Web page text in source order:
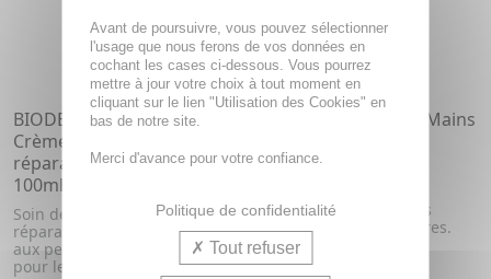
BIODERMA Cicabio -
Crème+ Soin ultra
réparateur et apaisant
100ml
Soin dermatologique
réparateur apaisant, destiné
aux peaux lésées. Conçue
pour le ...
BIODERMA Cicabio - Mains
réparateur 50ml
d'inconfort et répare les
micro-fissures et gerçures.
Avant de poursuivre, vous pouvez sélectionner
l'usage que nous ferons de vos données en
cochant les cases ci-dessous. Vous pourrez
mettre à jour votre choix à tout moment en
cliquant sur le lien "Utilisation des Cookies" en
bas de notre site.
Merci d'avance pour votre confiance.
Politique de confidentialité
Tout refuser